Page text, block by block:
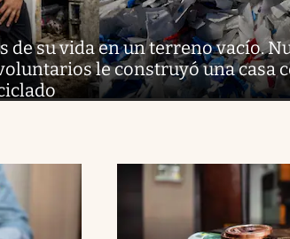
de su vida en un terreno vacío.
le construyó una casa